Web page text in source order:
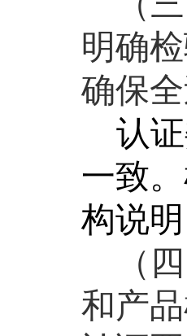
明确
确保
认
一致
构说
（
和产